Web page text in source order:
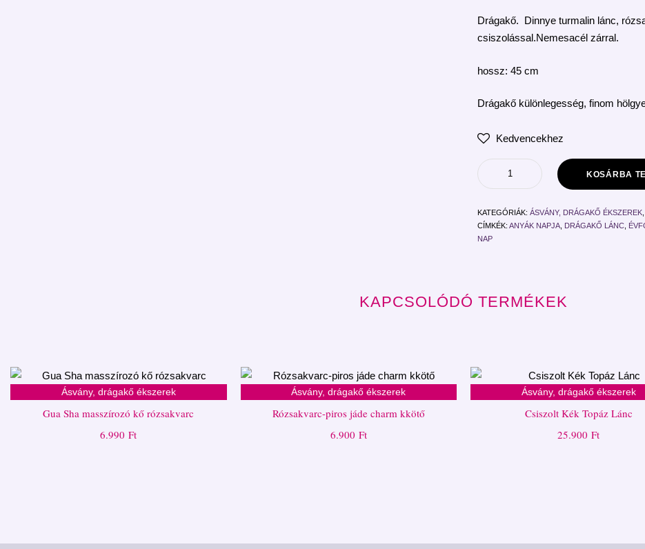
Drágakő. Dinnye turmalin lánc,
csiszolással.Nemesacél zárral.
hossz: 45 cm
Drágakő különlegesség, finom
Kedvencekhez
KOSÁRBA
KATEGÓRIÁK: ÁSVÁNY, DRÁGAKŐ ÉKSZEREK
CÍMKÉK: ANYÁK NAPJA DRÁGAKŐ LÁNC
NAP
KAPCSOLÓDÓ TERMÉKEK
Ásvány, drágakő ékszerek
Gua Sha masszírozó kő rózsakvarc
6.990Ft
Ásvány, drágakő ékszerek
Rózsakvarc-piros jáde charm kkötő
6.900 Ft
Ásvány, drágakő ékszerek
Csiszolt Kék Topáz Lánc
25.900Ft